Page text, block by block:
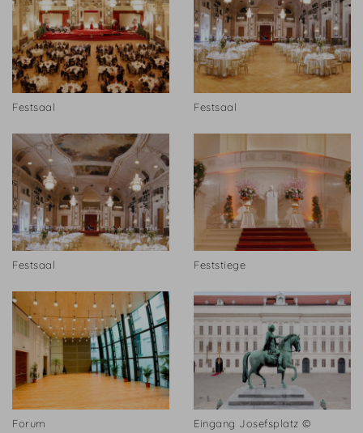
Festsaal Festsaal
Festsaal Feststiege
Forum
Eingang Josefsplatz ©